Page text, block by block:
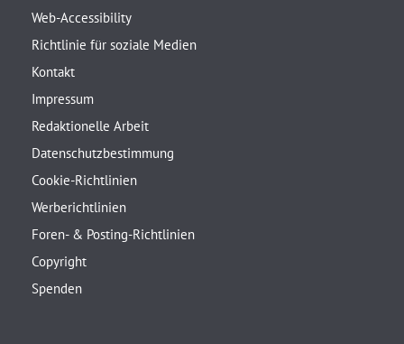
Web-Accessibility
Richtlinie für soziale Medien
Kontakt
Impressum
Redaktionelle Arbeit
Datenschutzbestimmung
Cookie-Richtlinien
Werberichtlinien
Foren- & Posting-Richtlinien
Copyright
Spenden